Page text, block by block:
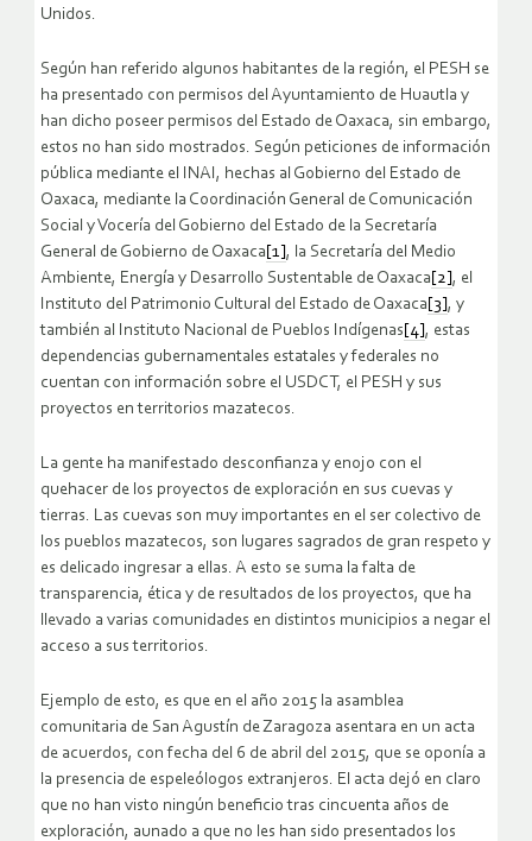
Unidos.
Según han referido algunos habitantes de la región, el PESH se
ha presentado con permisos del Ayuntamiento de Huautla y
han dicho poseer permisos del Estado de Oaxaca, sin embargo,
estos no han sido mostrados. Según peticiones de información
pública mediante el INAI, hechas al Gobierno del Estado de
Oaxaca, mediante la Coordinación General de Comunicación
Social y Vocería del Gobierno del Estado de la Secretaría
General de Gobierno de Oaxaca [1] , la Secretaría del Medio
Ambiente, Energía y Desarrollo Sustentable de Oaxaca [2] , el
Instituto del Patrimonio Cultural del Estado de Oaxaca [3] , y
también al Instituto Nacional de Pueblos Indígenas [4] , estas
dependencias gubernamentales estatales y federales no
cuentan con información sobre el USDCT, el PESH y sus
proyectos en territorios mazatecos.
La gente ha manifestado desconfianza y enojo con el
quehacer de los proyectos de exploración en sus cuevas y
tierras. Las cuevas son muy importantes en el ser colectivo de
los pueblos mazatecos, son lugares sagrados de gran respeto y
es delicado ingresar a ellas. A esto se suma la falta de
transparencia, ética y de resultados de los proyectos, que ha
llevado a varias comunidades en distintos municipios a negar el
acceso a sus territorios.
Ejemplo de esto, es que en el año 2015 la asamblea
comunitaria de San Agustín de Zaragoza asentara en un acta
de acuerdos, con fecha del 6 de abril del 2015, que se oponía a
la presencia de espeleólogos extranjeros. El acta dejó en claro
que no han visto ningún beneficio tras cincuenta años de
exploración, aunado a que no les han sido presentados los